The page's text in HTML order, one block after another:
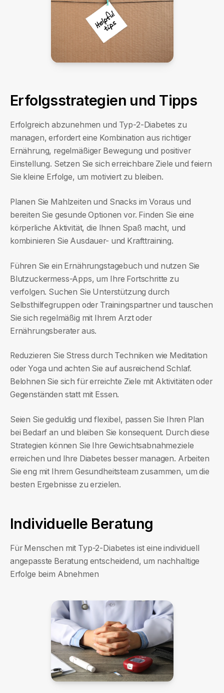
Erfolgsstrategien und Tipps
Erfolgreich abzunehmen und Typ-2-Diabetes zu
managen, erfordert eine Kombination aus richtiger
Ernährung, regelmäßiger Bewegung und positiver
Einstellung. Setzen Sie sich erreichbare Ziele und feiern
Sie kleine Erfolge, um motiviert zu bleiben.
Planen Sie Mahlzeiten und Snacks im Voraus und
bereiten Sie gesunde Optionen vor. Finden Sie eine
körperliche Aktivität, die Ihnen Spaß macht, und
kombinieren Sie Ausdauer- und Krafttraining.
Führen Sie ein Ernährungstagebuch und nutzen Sie
Blutzuckermess-Apps, um Ihre Fortschritte zu
verfolgen. Suchen Sie Unterstützung durch
Selbsthilfegruppen oder Trainingspartner und tauschen
Sie sich regelmäßig mit Ihrem Arzt oder
Ernährungsberater aus.
Reduzieren Sie Stress durch Techniken wie Meditation
oder Yoga und achten Sie auf ausreichend Schlaf.
Belohnen Sie sich für erreichte Ziele mit Aktivitäten oder
Gegenständen statt mit Essen.
Seien Sie geduldig und flexibel, passen Sie Ihren Plan
bei Bedarf an und bleiben Sie konsequent. Durch diese
Strategien können Sie Ihre Gewichtsabnahmeziele
erreichen und Ihre Diabetes besser managen. Arbeiten
Sie eng mit Ihrem Gesundheitsteam zusammen, um die
besten Ergebnisse zu erzielen.
Individuelle Beratung
Für Menschen mit Typ-2-Diabetes ist eine individuell
angepasste Beratung entscheidend, um nachhaltige
Erfolge beim Abnehmen